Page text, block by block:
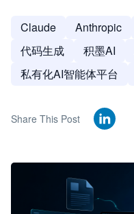
Claude Anthropic
代码生成
积墨AI
私有化AI智能体平台
Share This Post